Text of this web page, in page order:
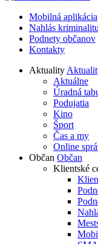
Mobilná aplikácia
Nahlás
Podnety občanov
Kontakty
Aktuality
Aktuálne
Úradná
Podujatia
Kino
Šport
Čas a my
Online
Občan Občan
Klientské